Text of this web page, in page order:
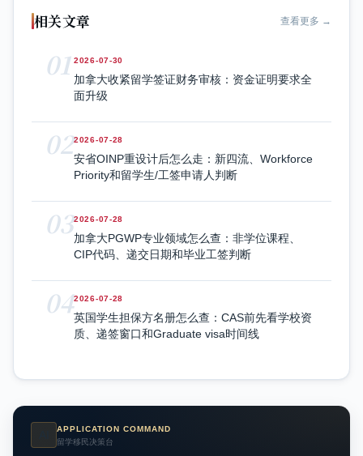
相关文章 查看更多 →
01 2026-07-30
加拿大收紧留学签证财务审核：资金证明要求全
面升级
022026-07-28
安省OINP重设计后怎么走：新四流、Workforce
Priority和留学生/工签申请人判断
032026-07-28
加拿大PGWP专业领域怎么查：非学位课程、
CIP代码、递交日期和毕业工签判断
042026-07-28
英国学生担保方名册怎么查：CAS前先看学校资
质、递签窗口和Graduate visa时间线
APPLICATION COMMAND
留学移民决策台